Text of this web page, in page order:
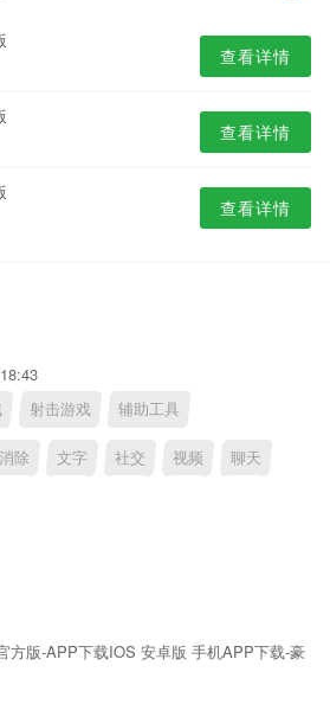
查看详情
查看详情
查看详情
射击游戏 辅助工具
消除 文字 社交 视频 聊天
方版-APP下载IOS 安卓版 手机APP下载-豪